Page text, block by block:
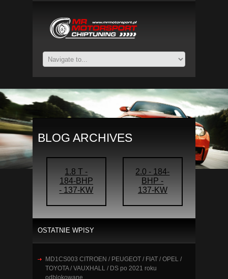
BLOG ARCHIVES
1.8 T -
184-BHP
- 137-KW
2.0 - 184-
BHP -
137-KW
OSTATNIE WPISY
MD1CS003 CITROEN / PEUGEOT / FIAT / OPEL /
TOYOTA / VAUXHALL / DS po 2021 roku
odblokowane